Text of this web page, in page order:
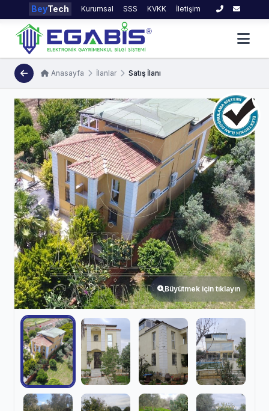
BeyTech Kurumsal SSS KVKK İletişim
Anasayfa İlanlar Satış İlanı
Büyütmek için tıklayın